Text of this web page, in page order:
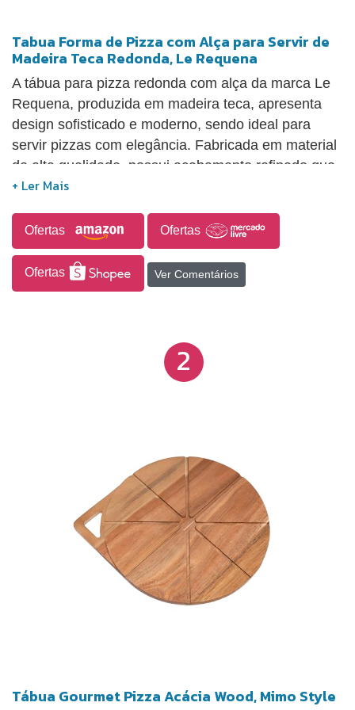
Tabua Forma de Pizza com Alça para Servir de
Madeira Teca Redonda, Le Requena
A tábua para pizza redonda com alça da marca Le
Requena, produzida em madeira teca, apresenta
design sofisticado e moderno, sendo ideal para
servir pizzas com elegância. Fabricada em material
de alta qualidade, possui acabamento refinado que
valoriza a apresentação dos alimentos. Seu
discreta, que permite separar diferentes sabores de
pizza ou petiscos, proporcionando maior
organização e praticidade durante o uso. Com
dimensões aproximadas de 2 cm de altura, 43 cm
Ofertas Ofertas
Ofertas Ver Comentários
2
Tábua Gourmet Pizza Acácia Wood, Mimo Style